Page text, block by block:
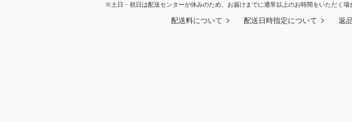
※土日・祝日は配送センターが休みのため、お届けまでに通常以上のお時間をいただく場
配送料について 配送日時指定について 返